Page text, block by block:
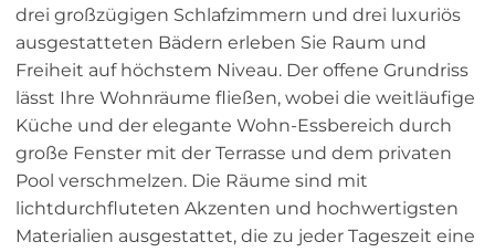
drei großzügigen Schlafzimmern und drei luxuriös
ausgestatteten Bädern erleben Sie Raum und
Freiheit auf höchstem Niveau. Der offene Grundriss
lässt Ihre Wohnräume fließen, wobei die weitläufige
Küche und der elegante Wohn-Essbereich durch
große Fenster mit der Terrasse und dem privaten
Pool verschmelzen. Die Räume sind mit
lichtdurchfluteten Akzenten und hochwertigsten
Materialien ausgestattet, die zu jeder Tageszeit eine